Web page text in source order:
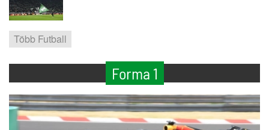
Több Futball
Forma 1